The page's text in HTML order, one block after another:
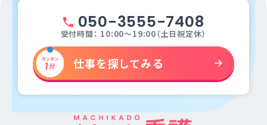
050-3555-7408
受付時間： 10:00～19:00（土日祝定休）
仕事を探してみる